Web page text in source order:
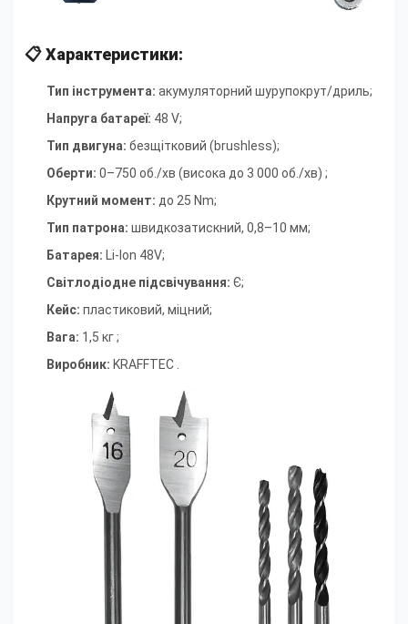
📋 Характеристики:
Тип інструмента: акумуляторний шурупокрут/дриль;
Напруга батареї: 48 V;
Тип двигуна: безщітковий (brushless);
Оберти: 0–750 об./хв (висока до 3 000 об./хв) ;
Крутний момент: до 25 Nm;
Тип патрона: швидкозатискний, 0,8–10 мм;
Батарея: Li-Ion 48V;
Світлодіодне підсвічування: Є;
Кейс: пластиковий, міцний;
Вага: 1,5 кг;
Виробник: KRAFFTEC .